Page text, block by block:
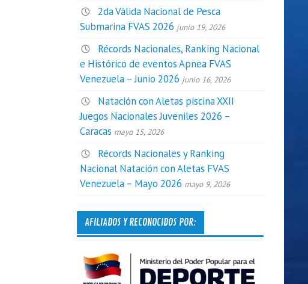
2da Válida Nacional de Pesca
Submarina FVAS 2026 junio 19, 2026
Récords Nacionales, Ranking Nacional
e Histórico de eventos Apnea FVAS
Venezuela – Junio 2026 junio 16, 2026
Natación con Aletas piscina XXII
Juegos Nacionales Juveniles 2026 –
Caracas mayo 15, 2026
Récords Nacionales y Ranking
Nacional Natación con Aletas FVAS
Venezuela – Mayo 2026 mayo 9, 2026
AFILIADOS Y RECONOCIDOS POR: